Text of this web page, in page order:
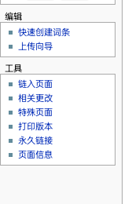
编辑
快速创建词条
上传向导
工具
链入页面
相关更改
特殊页面
打印版本
永久链接
页面信息